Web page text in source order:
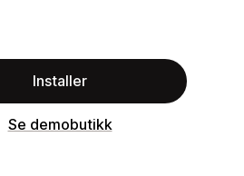
Installer
Se demobutikk